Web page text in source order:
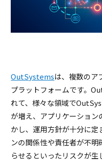
OutSystemsは、複数のア
プラットフォームです。
れて、様々な領域で
が増え、アプリケーション
かし、運用方針が十分に定
ンの関係性や責任者が不
らせるといったリスクが